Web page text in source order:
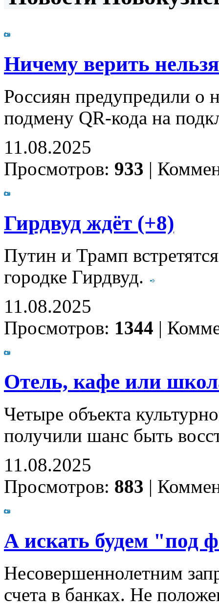
Ничему верить
Россиян предупредили о
подмену QR-кода на
11.08.2025
Просмотров: 933 |
Гирдвуд ждёт (+8)
Путин и Трамп
городке Гирдвуд.
11.08.2025
Просмотров: 1344 |
Отель, кафе или
Четыре объекта
получили шанс быть
11.08.2025
Просмотров: 883 |
А искать будем "под
Несовершеннолетним
счета в банках. Не